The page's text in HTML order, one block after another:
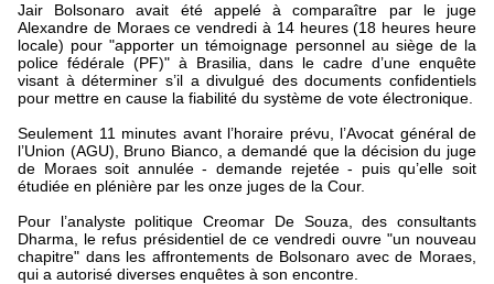
Jair Bolsonaro avait été appelé à comparaître par le juge
Alexandre de Moraes ce vendredi à 14 heures (18 heures heure
locale) pour "apporter un témoignage personnel au siège de la
police fédérale (PF)" à Brasilia, dans le cadre d’une enquête
visant à déterminer s’il a divulgué des documents confidentiels
pour mettre en cause la fiabilité du système de vote électronique.
Seulement 11 minutes avant l’horaire prévu, l’Avocat général de
l’Union (AGU), Bruno Bianco, a demandé que la décision du juge
de Moraes soit annulée - demande rejetée - puis qu’elle soit
étudiée en plénière par les onze juges de la Cour.
Pour l’analyste politique Creomar De Souza, des consultants
Dharma, le refus présidentiel de ce vendredi ouvre "un nouveau
chapitre" dans les affrontements de Bolsonaro avec de Moraes,
qui a autorisé diverses enquêtes à son encontre.